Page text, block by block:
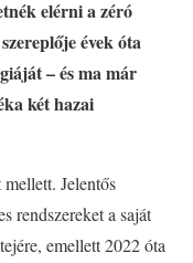
elérni a zéró
évek óta
– és ma már
két hazai
Jelentős
rendszereket a saját
emellett 2022 óta